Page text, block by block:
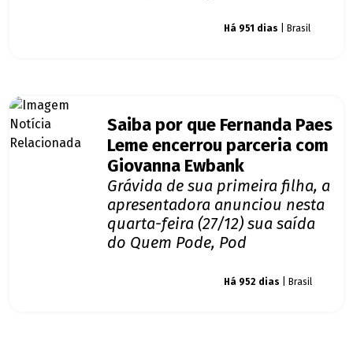
Há 951 dias | Brasil
Saiba por que Fernanda Paes
Leme encerrou parceria com
Giovanna Ewbank
Grávida de sua primeira filha, a
apresentadora anunciou nesta
quarta-feira (27/12) sua saída
do Quem Pode, Pod
Há 952 dias | Brasil